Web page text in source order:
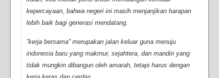
kepercayaan, bahwa negeri ini masih menjanjikan harapan
lebih baik bagi generasi mendatang.
”kerja bersama” merupakan jalan keluar guna menuju
indonesia baru yang makmur, sejahtera, dan mandiri yang
tidak mungkin dibangun oleh amarah, tetapi harus dengan